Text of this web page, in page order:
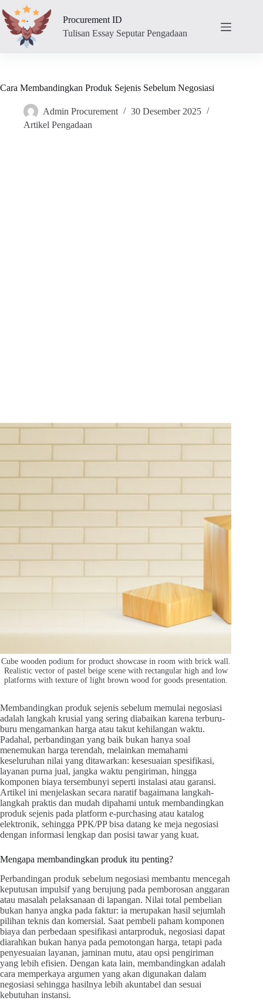
to
content
Procurement ID
Tulisan Essay Seputar Pengadaan
Cara Membandingkan Produk Sejenis Sebelum Negosiasi
Admin Procurement
30 Desember 2025
Artikel Pengadaan
Cube wooden podium for product showcase in room with brick wall.
Realistic vector of pastel beige scene with rectangular high and low
platforms with texture of light brown wood for goods presentation.
Membandingkan produk sejenis sebelum memulai negosiasi
adalah langkah krusial yang sering diabaikan karena terburu-
buru mengamankan harga atau takut kehilangan waktu.
Padahal, perbandingan yang baik bukan hanya soal
menemukan harga terendah, melainkan memahami
keseluruhan nilai yang ditawarkan: kesesuaian spesifikasi,
layanan purna jual, jangka waktu pengiriman, hingga
komponen biaya tersembunyi seperti instalasi atau garansi.
Artikel ini menjelaskan secara naratif bagaimana langkah-
langkah praktis dan mudah dipahami untuk membandingkan
produk sejenis pada platform e-purchasing atau katalog
elektronik, sehingga PPK/PP bisa datang ke meja negosiasi
dengan informasi lengkap dan posisi tawar yang kuat.
Mengapa membandingkan produk itu penting?
Perbandingan produk sebelum negosiasi membantu mencegah
keputusan impulsif yang berujung pada pemborosan anggaran
atau masalah pelaksanaan di lapangan. Nilai total pembelian
bukan hanya angka pada faktur: ia merupakan hasil sejumlah
pilihan teknis dan komersial. Saat pembeli paham komponen
biaya dan perbedaan spesifikasi antarproduk, negosiasi dapat
diarahkan bukan hanya pada pemotongan harga, tetapi pada
penyesuaian layanan, jaminan mutu, atau opsi pengiriman
yang lebih efisien. Dengan kata lain, membandingkan adalah
cara memperkaya argumen yang akan digunakan dalam
negosiasi sehingga hasilnya lebih akuntabel dan sesuai
kebutuhan instansi.